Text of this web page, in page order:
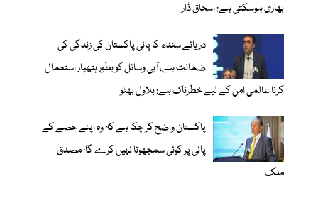
بھاری ہوسکتی ہے: اسحاق ڈار
دریائے سندھ کا پانی پاکستان کی زندگی کی
ضمانت ہے، آبی وسائل کو بطور ہتھیار استعمال
کرنا عالمی امن کے لیے خطرناک ہے: بلاول بھٹو
پاکستان واضح کر چکا ہے کہ وہ اپنے حصے کے
پانی پر کوئی سمجھوتا نہیں کرے گا: مصدق
ملک